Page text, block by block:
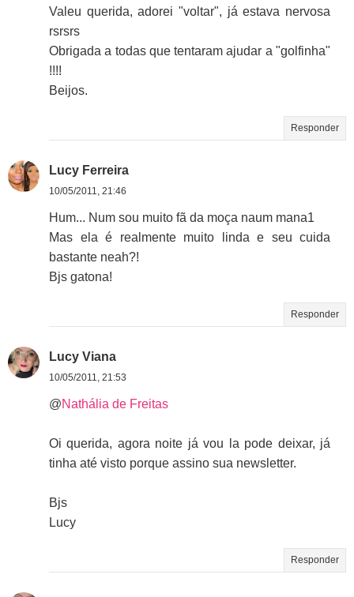
Valeu querida, adorei "voltar", já estava nervosa
rsrsrs
Obrigada a todas que tentaram ajudar a "golfinha"
!!!!
Beijos.
Responder
Lucy Ferreira
10/05/2011, 21:46
Hum... Num sou muito fã da moça naum mana1
Mas ela é realmente muito linda e seu cuida
bastante neah?!
Bjs gatona!
Responder
Lucy Viana
10/05/2011, 21:53
@Nathália de Freitas
Oi querida, agora noite já vou la pode deixar, já
tinha até visto porque assino sua newsletter.
Bjs
Lucy
Responder